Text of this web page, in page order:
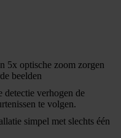
5x optische zoom zorgen
beelden
detectie verhogen de
te volgen.
simpel met slechts één